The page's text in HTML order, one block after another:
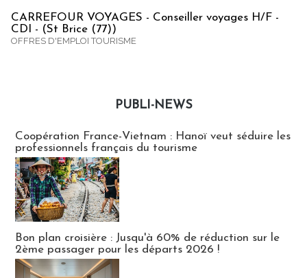
CARREFOUR VOYAGES - Conseiller voyages H/F -
CDI - (St Brice (77))
OFFRES D'EMPLOI TOURISME
PUBLI-NEWS
Coopération France-Vietnam : Hanoï veut séduire les
professionnels français du tourisme
Bon plan croisière : Jusqu'à 60% de réduction sur le
2ème passager pour les départs 2026 !